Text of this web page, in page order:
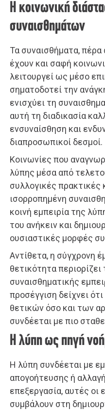
Η κοινωνική
συναισθημάτων
Τα συναισθήματα, πέρα
έχουν και σαφή
λειτουργεί ως μέσο
σηματοδοτεί την
ενισχύει τη
αυτή τη διαδικασία
ενσυναίσθηση και
διαπροσωπικοί δεσμοί.
Κοινωνίες που
λύπης μέσα από
συλλογικές πρακτικές
ισορροπημένη
κοινή εμπειρία της
του ανήκειν και
ουσιαστικές μορφές
Αντίθετα, η σύγχρονη
θετικότητα
συναισθηματικής
προσέγγιση δείχνει
θετικών όσο και των
συνδέεται με πιο
Η λύπη ως πηγή
Η λύπη συνδέεται με
απογοήτευσης ή
επεξεργασία, αυτές οι
συμβάλουν στη